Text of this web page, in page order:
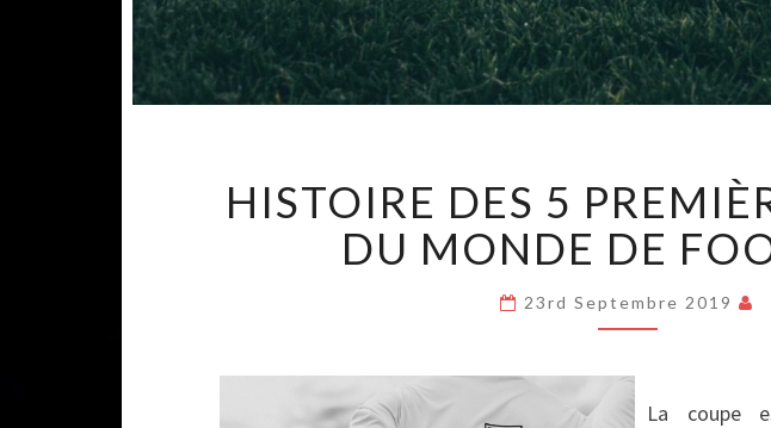
DES
5
PREMIÈRES
DU
DE
FOOTBALL
HISTOIRE DES 5
DU MONDE DE
23rd Septembre 2019
La coupe